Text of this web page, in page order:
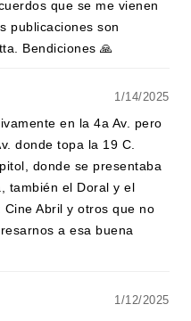
que se me vienen
publicaciones son
Bendiciones 🙏
1/14/2025
en la 4a Av. pero
donde topa la 19 C.
donde se presentaba
también el Doral y el
Abril y otros que no
a esa buena
1/12/2025